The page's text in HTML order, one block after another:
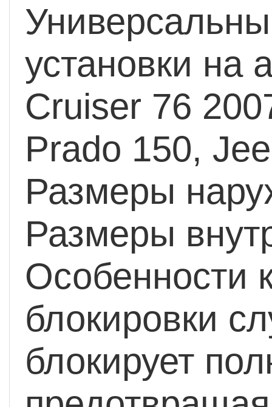
установки на
Cruiser 76
Prado 150,
Размеры
Размеры
Особенности
блокировки
блокирует